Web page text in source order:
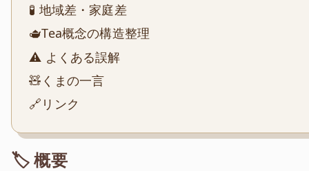
🧪 地域差・家庭差
🫖Tea概念の構造整理
⚠️ よくある誤解
🧸くまの一言
🔗リンク
🏷️ 概要